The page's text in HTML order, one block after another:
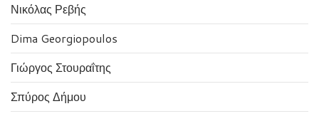
Νικόλας Ρεβής
Dima Georgiopoulos
Γιώργος Στουραΐτης
Σπύρος Δήμου